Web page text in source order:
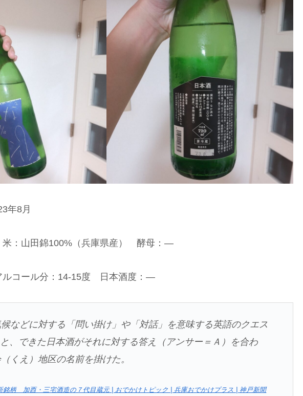
年8月
：山田錦100%（兵庫県産） 酵母：―
コール分：14-15度 日本酒度：―
などに対する「問い掛け」や「対話」を意味する英語のクエス
、できた日本酒がそれに対する答え（アンサー＝Ａ）を合わ
くえ）地区の名前を掛けた。
銘柄 加西・三宅酒造の７代目蔵元 | おでかけトピック | 兵庫おでかけプラス | 神戸新聞